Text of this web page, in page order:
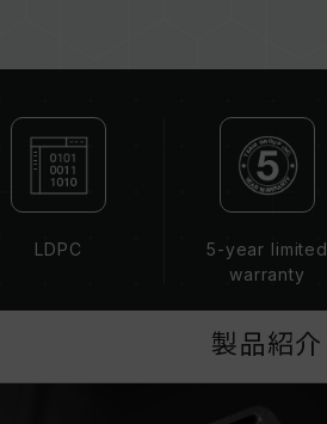
LDPC
5-year limited
warranty
製品紹介